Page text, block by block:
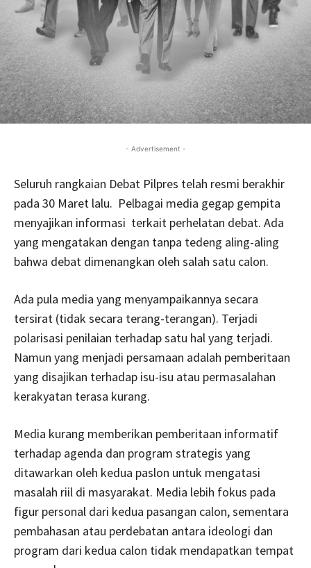
- Advertisement -
Seluruh rangkaian Debat Pilpres telah resmi berakhir
pada 30 Maret lalu. Pelbagai media gegap gempita
menyajikan informasi terkait perhelatan debat. Ada
yang mengatakan dengan tanpa tedeng aling-aling
bahwa debat dimenangkan oleh salah satu calon.
Ada pula media yang menyampaikannya secara
tersirat (tidak secara terang-terangan). Terjadi
polarisasi penilaian terhadap satu hal yang terjadi.
Namun yang menjadi persamaan adalah pemberitaan
yang disajikan terhadap isu-isu atau permasalahan
kerakyatan terasa kurang.
Media kurang memberikan pemberitaan informatif
terhadap agenda dan program strategis yang
ditawarkan oleh kedua paslon untuk mengatasi
masalah riil di masyarakat. Media lebih fokus pada
figur personal dari kedua pasangan calon, sementara
pembahasan atau perdebatan antara ideologi dan
program dari kedua calon tidak mendapatkan tempat